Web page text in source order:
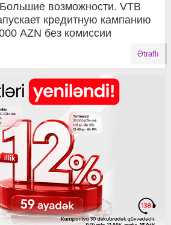
возможности. VTB
кредитную кампанию
AZN без комиссии
Ətraflı